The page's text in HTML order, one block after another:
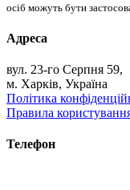
осіб можуть бути
Адреса
вул. 23-го Серпня 59,
м. Харків, Україна
Політика
Правила
Телефон